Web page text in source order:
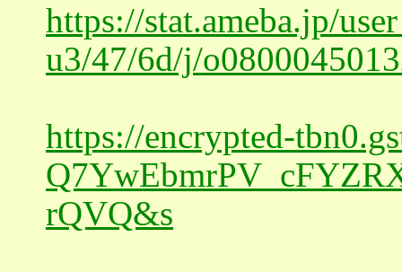
https://stat.ameba.jp/
u3/47/6d/j/
https://encrypted-
rQVQ&s